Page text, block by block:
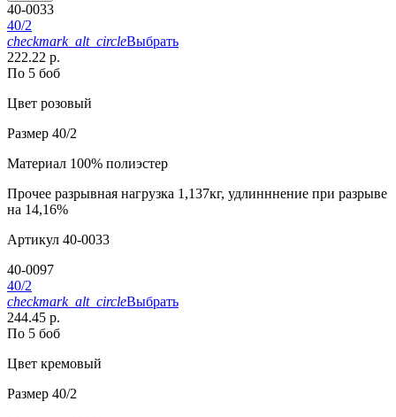
40-0033
40/2
checkmark_alt_circleВыбрать
222.22 р.
По 5 боб
Цвет розовый
Размер 40/2
Материал 100% полиэстер
Прочее разрывная нагрузка 1,137кг, удлинннение при разрыве
на 14,16%
Артикул 40-0033
40-0097
40/2
checkmark_alt_circleВыбрать
244.45 р.
По 5 боб
Цвет кремовый
Размер 40/2